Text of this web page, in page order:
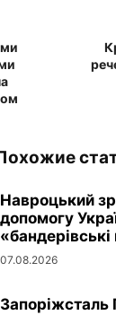
Навроцький
допомогу
07.08.2026
Запоріжсталь